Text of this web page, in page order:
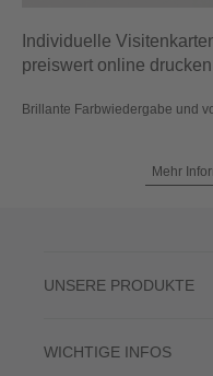
Individuelle
preiswert online drucken
Brillante Farbwiedergabe und
Mehr
UNSERE PRODUKTE
WICHTIGE INFOS